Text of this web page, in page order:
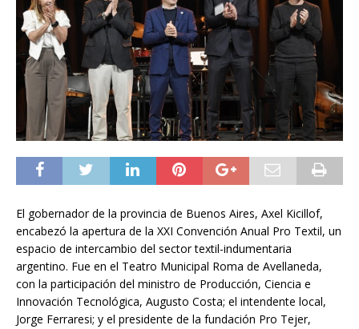
El gobernador de la provincia de Buenos Aires, Axel Kicillof,
encabezó la apertura de la XXI Convención Anual Pro Textil, un
espacio de intercambio del sector textil-indumentaria
argentino. Fue en el Teatro Municipal Roma de Avellaneda,
con la participación del ministro de Producción, Ciencia e
Innovación Tecnológica, Augusto Costa; el intendente local,
Jorge Ferraresi; y el presidente de la fundación Pro Tejer,